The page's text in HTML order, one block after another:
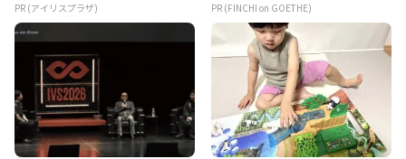
PR (アイリスプラザ) PR (FINCHI on GOETHE)